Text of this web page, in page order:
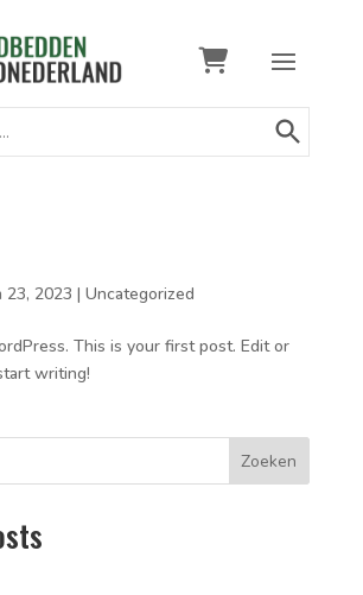
Zoekknop
23, 2023 | Uncategorized
This is your first post. Edit or
writing!
Zoeken